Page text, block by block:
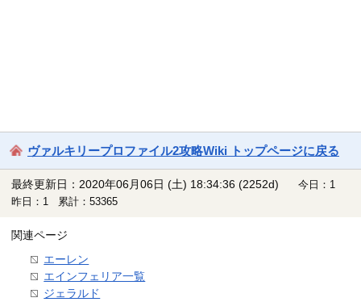
ヴァルキリープロファイル2攻略Wiki トップページに戻る
最終更新日：2020年06月06日 (土) 18:34:36(2252d)
今日：1
昨日：1 累計：53365
関連ページ
エーレン
エインフェリア一覧
ジェラルド